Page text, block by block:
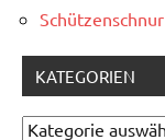
Schützenschnur
KATEGORIEN
Kategorien